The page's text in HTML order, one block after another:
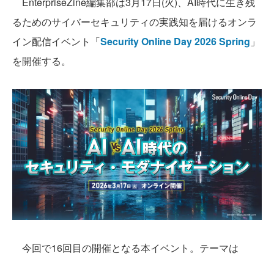
るためのサイバーセキュリティの実践知を届けるオンラ
イン配信イベント「Security Online Day 2026 Spring 」
を開催する。
今回で16回目の開催となる本イベント。テーマは